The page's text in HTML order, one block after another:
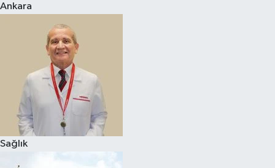
Ankara
Sağlık
Teknoloji
Televizyon
Yaşam-Çevre